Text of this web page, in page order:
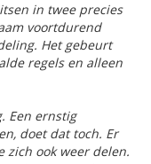
in twee precies
voortdurend
Het gebeurt
regels en alleen
Een ernstig
doet dat toch. Er
zich ook weer delen.